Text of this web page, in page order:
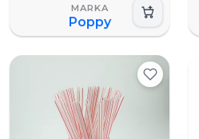
Poppy